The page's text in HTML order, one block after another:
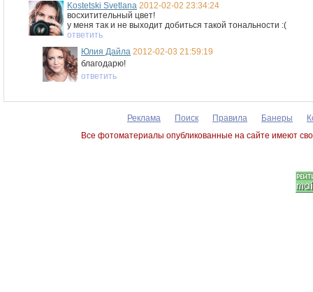
Kostetski Svetlana 2012-02-02 23:34:24
восхитительный цвет!
у меня так и не выходит добиться такой тональности :(
ответить
Юлия Дайла 2012-02-03 21:59:19
благодарю!
ответить
Реклама Поиск Правила Банеры
Все фотоматериалы опубликованные на сайте имеют